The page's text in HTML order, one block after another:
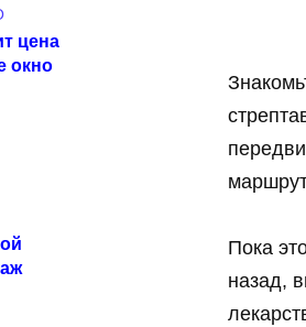
Пока
назад,
цена
окно